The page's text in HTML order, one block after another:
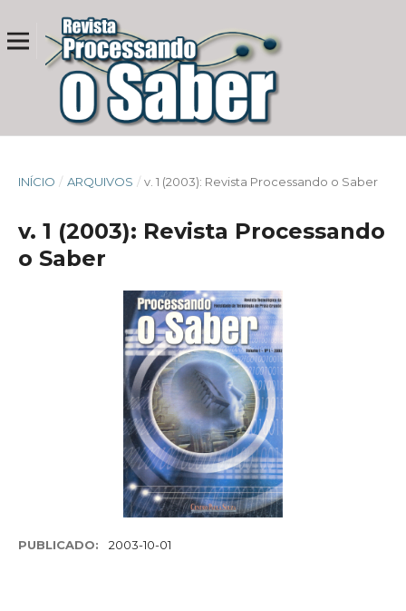
INÍCIO / ARQUIVOS / v. 1 (2003): Revista Processando o Saber
v. 1 (2003): Revista Processando
o Saber
PUBLICADO: 2003-10-01